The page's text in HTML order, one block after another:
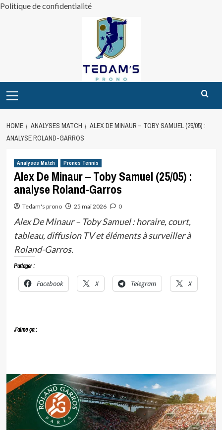
Politique de confidentialité
Menu
HOME ANALYSES MATCH
ALEX DE MINAUR – TOBY SAMUEL (25/05) :
ANALYSE ROLAND-GARROS
Analyses Match Pronos Tennis
Alex De Minaur – Toby Samuel (25/05) :
analyse Roland-Garros
Tedam's prono 25 mai 2026 0
Alex De Minaur – Toby Samuel : horaire, court,
tableau, diffusion TV et éléments à surveiller à
Roland-Garros.
Partager :
Facebook X Telegram X
J’aime ça :